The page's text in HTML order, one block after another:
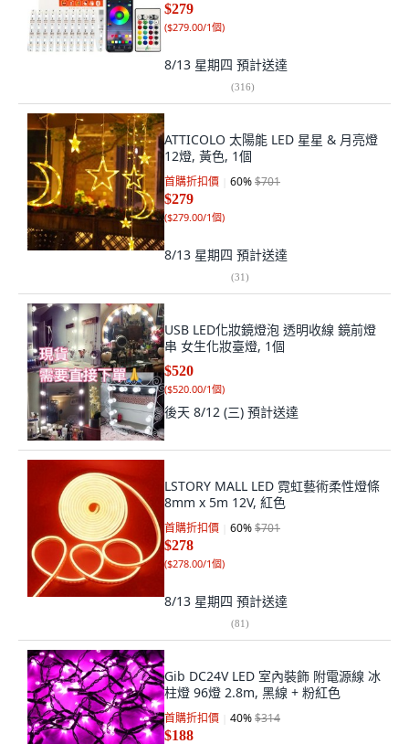
$279
($279.00/1個)
8/13 星期四 預計送達
(316)
ATTICOLO 太陽能 LED 星星 & 月亮燈
12燈, 黃色, 1個
首購折扣價 60%$701
$279
($279.00/1個)
8/13 星期四 預計送達
(31)
USB LED化妝鏡燈泡 透明收線 鏡前燈
串 女生化妝臺燈, 1個
$520
($520.00/1個)
後天 8/12 (三) 預計送達
LSTORY MALL LED 霓虹藝術柔性燈條
8mm x 5m 12V, 紅色
首購折扣價 60%$701
$278
($278.00/1個)
8/13 星期四 預計送達
(81)
Gib DC24V LED 室內裝飾 附電源線 冰
柱燈 96燈 2.8m, 黑線 + 粉紅色
首購折扣價 40%$314
$188